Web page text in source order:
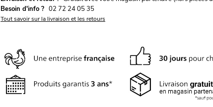
Besoin d'info ? 02 72 24 05 35
Tout savoir sur la livraison et les retours